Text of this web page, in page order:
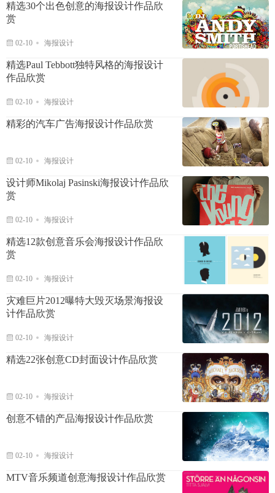
精选30个出色创意的海报设计作品欣
赏
02-10 海报设计
精选Paul Tebbott独特风格的海报设计
作品欣赏
02-10 海报设计
精彩的汽车广告海报设计作品欣赏
02-10 海报设计
设计师Mikolaj Pasinski海报设计作品欣
赏
02-10 海报设计
精选12款创意音乐会海报设计作品欣
赏
02-10 海报设计
灾难巨片2012曝特大毁灭场景海报设
计作品欣赏
02-10 海报设计
精选22张创意CD封面设计作品欣赏
02-10 海报设计
创意不错的产品海报设计作品欣赏
02-10 海报设计
MTV音乐频道创意海报设计作品欣赏